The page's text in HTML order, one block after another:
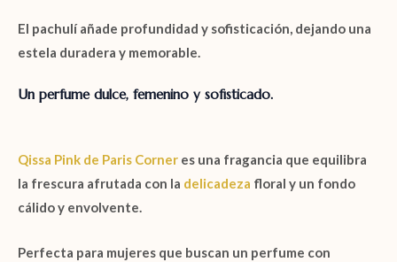
El pachulíañade profundidad y sofisticación, dejando una
estela duradera y memorable.
Un perfume dulce, femenino y sofisticado.
Qissa Pink de Paris Corner es una fragancia que equilibra
la frescura afrutada con la delicadeza floral y un fondo
cálido y envolvente.
Perfecta para mujeres que buscan un perfume con